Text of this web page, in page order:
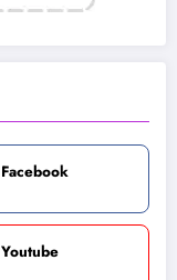
Facebook
Youtube